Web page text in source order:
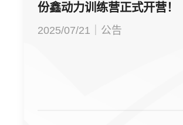
份鑫动力训练营正式开营！
2025/07/21｜公告